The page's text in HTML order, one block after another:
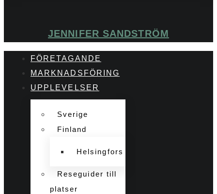
JENNIFER SANDSTRÖM
FÖRETAGANDE
MARKNADSFÖRING
UPPLEVELSER
Sverige
Finland
Helsingfors
Reseguider till
platser